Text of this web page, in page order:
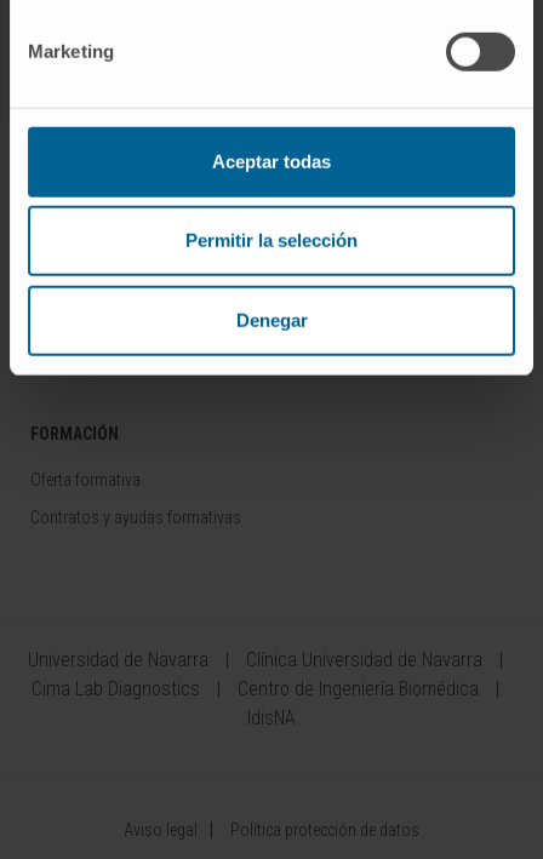
Marketing
Aceptar todas
Permitir la selección
Denegar
Actividad científica
Desarrollo de fármacos / Pipelines
Emprendimiento / Spin off
Área del Inversor
FORMACIÓN
Oferta formativa
Contratos y ayudas formativas
Universidad de Navarra
Clínica Universidad de Navarra
Cima Lab Diagnostics
Centro de Ingeniería Biomédica
IdisNA
Aviso legal Política protección de datos